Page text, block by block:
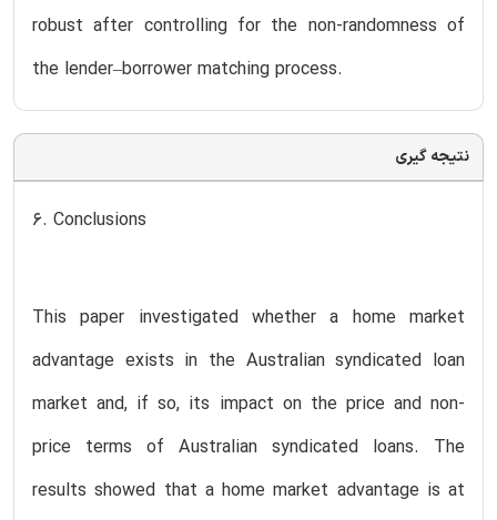
robust after controlling for the non-randomness of
the lender–borrower matching process.
نتیجه گیری
6. Conclusions
This paper investigated whether a home market
advantage exists in the Australian syndicated loan
market and, if so, its impact on the price and non-
price terms of Australian syndicated loans. The
results showed that a home market advantage is at